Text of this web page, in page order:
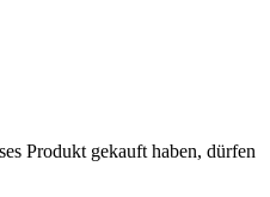
Produkt gekauft haben, dürfen